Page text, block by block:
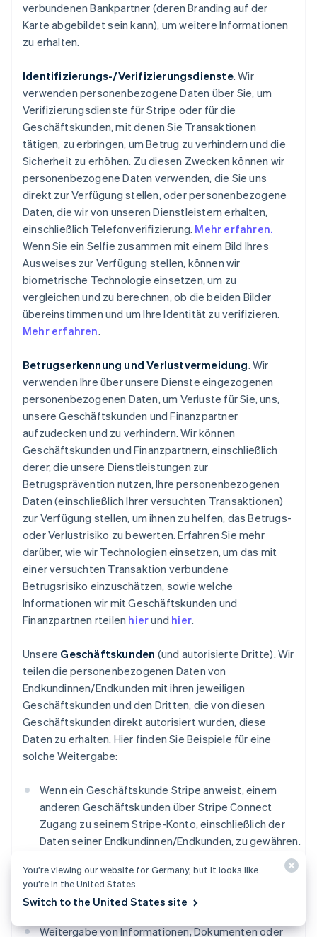
verbundenen Bankpartner (deren Branding auf der
Karte abgebildet sein kann), um weitere Informationen
zu erhalten.
Identifizierungs-/Verifizierungsdienste. Wir
verwenden personenbezogene Daten über Sie, um
Verifizierungsdienste für Stripe oder für die
Geschäftskunden, mit denen Sie Transaktionen
tätigen, zu erbringen, um Betrug zu verhindern und die
Sicherheit zu erhöhen. Zu diesen Zwecken können wir
personenbezogene Daten verwenden, die Sie uns
direkt zur Verfügung stellen, oder personenbezogene
Daten, die wir von unseren Dienstleistern erhalten,
einschließlich Telefonverifizierung. Mehr erfahren.
Wenn Sie ein Selfie zusammen mit einem Bild Ihres
Ausweises zur Verfügung stellen, können wir
biometrische Technologie einsetzen, um zu
vergleichen und zu berechnen, ob die beiden Bilder
übereinstimmen und um Ihre Identität zu verifizieren.
Mehr erfahren.
Betrugserkennung und Verlustvermeidung. Wir
verwenden Ihre über unsere Dienste eingezogenen
personenbezogenen Daten, um Verluste für Sie, uns,
unsere Geschäftskunden und Finanzpartner
aufzudecken und zu verhindern. Wir können
Geschäftskunden und Finanzpartnern, einschließlich
derer, die unsere Dienstleistungen zur
Betrugsprävention nutzen, Ihre personenbezogenen
Daten (einschließlich Ihrer versuchten Transaktionen)
zur Verfügung stellen, um ihnen zu helfen, das Betrugs-
oder Verlustrisiko zu bewerten. Erfahren Sie mehr
darüber, wie wir Technologien einsetzen, um das mit
einer versuchten Transaktion verbundene
Betrugsrisiko einzuschätzen, sowie welche
Informationen wir mit Geschäftskunden und
Finanzpartnen rteilen hierund hier.
Unsere Geschäftskunden (und autorisierte Dritte). Wir
teilen die personenbezogenen Daten von
Endkundinnen/Endkunden mit ihren jeweiligen
Geschäftskunden und den Dritten, die von diesen
Geschäftskunden direkt autorisiert wurden, diese
Daten zu erhalten. Hier finden Sie Beispiele für eine
solche Weitergabe:
Wenn ein Geschäftskunde Stripe anweist, einem
anderen Geschäftskunden über Stripe Connect
Zugang zu seinem Stripe-Konto, einschließlich der
Daten seiner Endkundinnen/Endkunden, zu gewähren.
Weitergabe von Informationen, die Sie uns zur
Verfügung gestellt haben, damit wir im Namen eines
Geschäftskunden Zahlungen an Sie senden können.
Weitergabe von Informationen, Dokumenten oder
You’re viewing our website for Germany, but it looks like
you’re in the United States.
Switch to the United States site